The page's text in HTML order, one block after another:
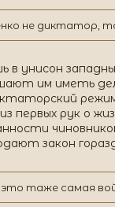
не диктатор,
в унисон
им иметь
первых рук о
закон
таже самая